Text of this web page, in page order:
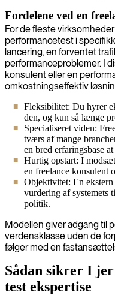
Fordelene ved en
For de fleste
performancetest i
lancering, en forventet
performanceproblemer. I
konsulent eller en
omkostningseffektiv
Fleksibilitet: Du hyrer
den, og kun så længe
Specialiseret viden:
tværs af mange
en bred erfaringsbase
Hurtig opstart: I
en freelance konsulent
Objektivitet: En
vurdering af systemets
politik.
Modellen giver adgang til
verdensklasse uden de
følger med en
Sådan sikrer I
test ekspertise